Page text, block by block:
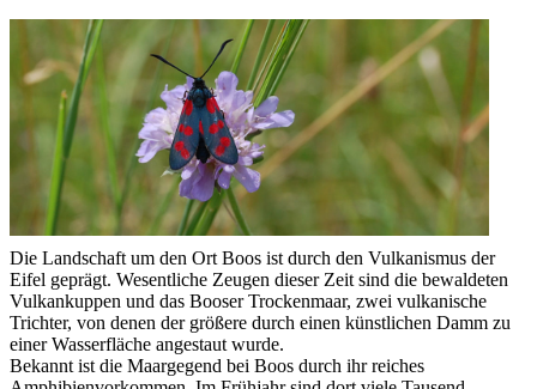
Die Landschaft um den Ort Boos ist durch den Vulkanismus der
Eifel geprägt. Wesentliche Zeugen dieser Zeit sind die bewaldeten
Vulkankuppen und das Booser Trockenmaar, zwei vulkanische
Trichter, von denen der größere durch einen künstlichen Damm zu
einer Wasserfläche angestaut wurde.
Bekannt ist die Maargegend bei Boos durch ihr reiches